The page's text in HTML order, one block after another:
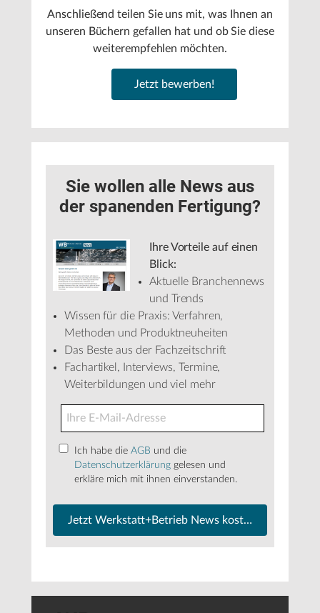
Anschließend teilen Sie uns mit, was Ihnen an
unseren Büchern gefallen hat und ob Sie diese
weiterempfehlen möchten.
Jetzt bewerben!
Sie wollen alle News aus
der spanenden Fertigung?
Ihre Vorteile auf einen
Blick:
Aktuelle Branchennews
und Trends
Wissen für die Praxis: Verfahren,
Methoden und Produktneuheiten
Das Beste aus der Fachzeitschrift
Fachartikel, Interviews, Termine,
Weiterbildungen und viel mehr
Ich habe die AGB und die
Datenschutzerklärung gelesen und
erkläre mich mit ihnen einverstanden.
Jetzt Werkstatt+Betrieb News kostenfrei